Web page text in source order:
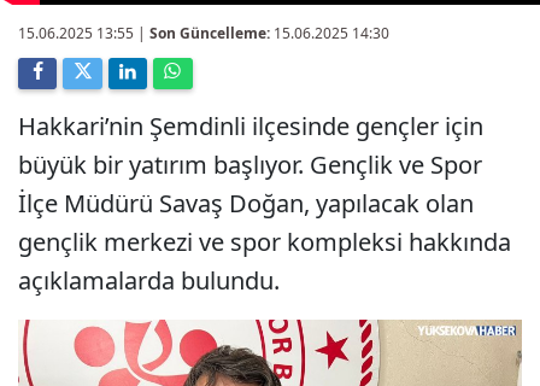
15.06.2025 13:55 | Son Güncelleme: 15.06.2025 14:30
Hakkari’nin Şemdinli ilçesinde gençler için
büyük bir yatırım başlıyor. Gençlik ve Spor
İlçe Müdürü Savaş Doğan, yapılacak olan
gençlik merkezi ve spor kompleksi hakkında
açıklamalarda bulundu.